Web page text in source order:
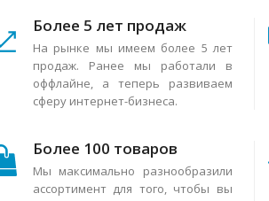
Более 5 лет продаж
На рынке мы имеем более 5 лет
продаж. Ранее мы работали в
оффлайне, а теперь развиваем
сферу интернет-бизнеса.
Более 100 товаров
Мы максимально разнообразили
ассортимент для того, чтобы вы